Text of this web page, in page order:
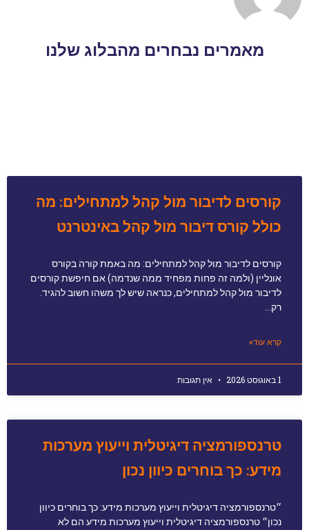
מאמרים נבחרים מהבלוג שלנו
קורסים לדיבור מול קהל למתחילים: מה
כולל קורס דיבור מול קהל באינטרנט
קורסים לדיבור מול קהל למתחילים: מה באמת קורה בקורס
אונליין (ולמה זה פחות מפחיד ממה שנדמה) אם חיפשת קורסים
לדיבור מול קהל למתחילים, כנראה שיש לך משהו חשוב להגיד.
רק…
קרא עוד»
1 באוגוסט 2026 אין תגובות
טרנספורמציה דיגיטלית וייעוץ מערכות
מידע: כך בוחרים כיוון נכון
״טרנספורמציה דיגיטלית וייעוץ מערכות מידע: כך בוחרים כיוון
נכון״ טרנספורמציה דיגיטלית וייעוץ מערכות מידע הם לא